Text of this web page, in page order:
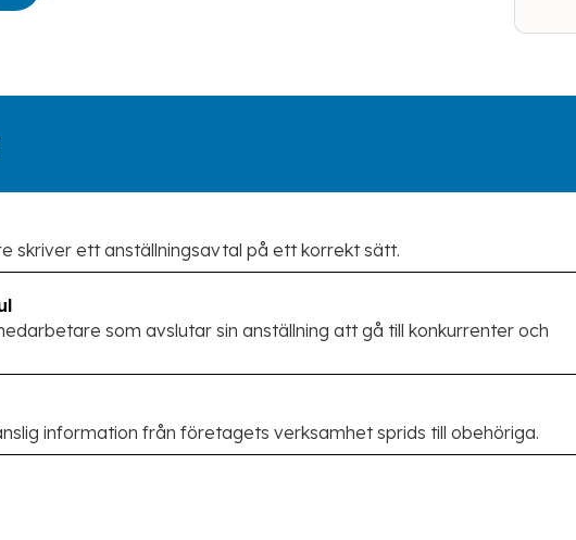
skriver ett anställningsavtal på ett korrekt sätt.
som avslutar sin anställning att gå till konkurrenter och
information från företagets verksamhet sprids till obehöriga.